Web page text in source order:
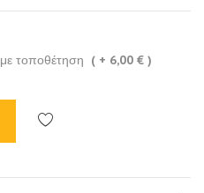
με τοποθέτηση ( + 6,00 € )
λίστα